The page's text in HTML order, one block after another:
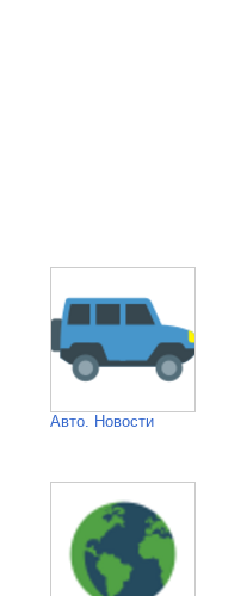
Авто. Новости